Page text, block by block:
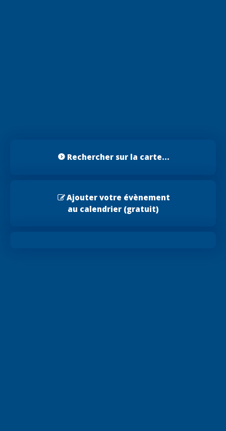
Rechercher sur la carte...
Ajouter votre évènement
au calendrier (gratuit)